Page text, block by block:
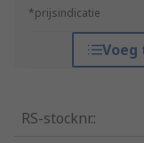
*prijsindicatie
RS-stocknr.: